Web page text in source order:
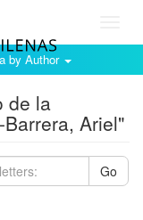
by Author
de la
Ariel"
Go